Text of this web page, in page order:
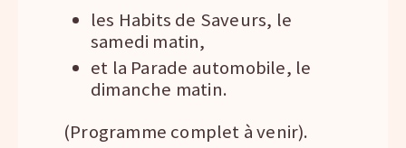
les Habits de Saveurs, le
samedi matin,
et la Parade automobile, le
dimanche matin.
(Programme complet à venir).